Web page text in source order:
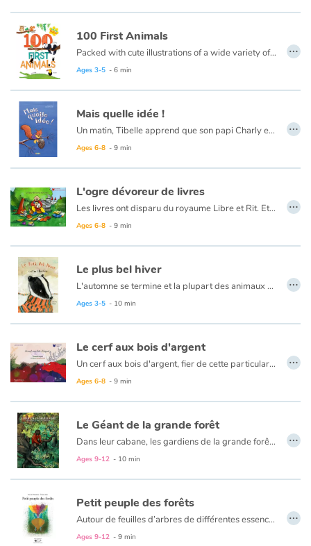
100 First Animals
Packed with cute illustrations of a wide variety of animals organized by habitat, this book will help young ones expand their vocabulary and knowledge of creatures big and small.
Ages 3-5 - 6 min
…
Mais quelle idée !
Un matin, Tibelle apprend que son papi Charly est très malade et qu'il va bientôt partir... - Mais partir où ? demande la petite écureuil. Un peu embarrassé, son papa lui montre alors une pomme de pin accrochée tout en haut d'un arbre et lui explique qu'un jour, qu'on le veuille ou non, elle tombera... Tibelle va alors tout tenter pour que justement, elle ne tombe pas...
Ages 6-8 - 9 min
…
L'ogre dévoreur de livres
Les livres ont disparu du royaume Libre et Rit. Et si l’ogre les avait volés ? Le Prince offre une récompense à celui qui les ramènera. Mais qui osera affronter le terrible dévoreur de livres ?
Ages 6-8 - 9 min
…
Le plus bel hiver
L'automne se termine et la plupart des animaux de la forêt se préparent à hiberner.
Ages 3-5 - 10 min
…
Le cerf aux bois d'argent
Un cerf aux bois d'argent, fier de cette particularité, méprisait ses semblables. Lassés par tant d'arrogance, ses frères décidèrent de l'abandonner dans une mystérieuse forêt. Qu'adviendra-t-il alors de ce cerf prétentieux ? La magie des lieux saura-t-elle le transformer ?
Ages 6-8 - 9 min
…
Le Géant de la grande forêt
Dans leur cabane, les gardiens de la grande forêt rêvaient depuis toujours d'avoir un enfant. En vain. Un matin, dans le pull quatre fois trop grand qu'elle tricotait pour oublier son chagrin, la femme découvrit un minuscule bébé, il tenait dans le creux d'une main. L'enfant ne voulait rien d'autre que manger. Après un repas de plusieurs heures, il finit par s'endormir. Au petit matin, les gardiens ne retrouvèrent pas le bébé qu'ils avaient couché dans le petit lit mais un petit garçon. En l'espace d'une nuit, il avait atteint la taille d'un enfant de deux ans...
Ages 9-12 - 10 min
…
Petit peuple des forêts
Autour de feuilles d’arbres de différentes essences, Éliane Jules a créé et dessiné un univers fantastique.
Ages 9-12 - 9 min
…